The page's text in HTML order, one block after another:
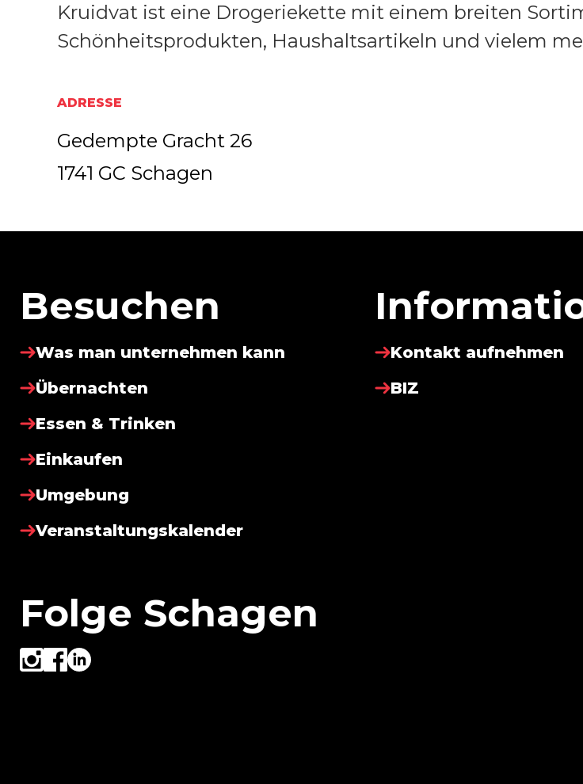
Kruidvat ist eine Drogeriekette mit einem breiten
Schönheitsprodukten, Haushaltsartikeln und vielem
ADRESSE
Gedempte Gracht 26
1741 GC Schagen
Besuchen
Was man unternehmen kann
Übernachten
Essen & Trinken
Einkaufen
Umgebung
Veranstaltungskalender
Kontakt aufnehmen
BIZ
Folge Schagen